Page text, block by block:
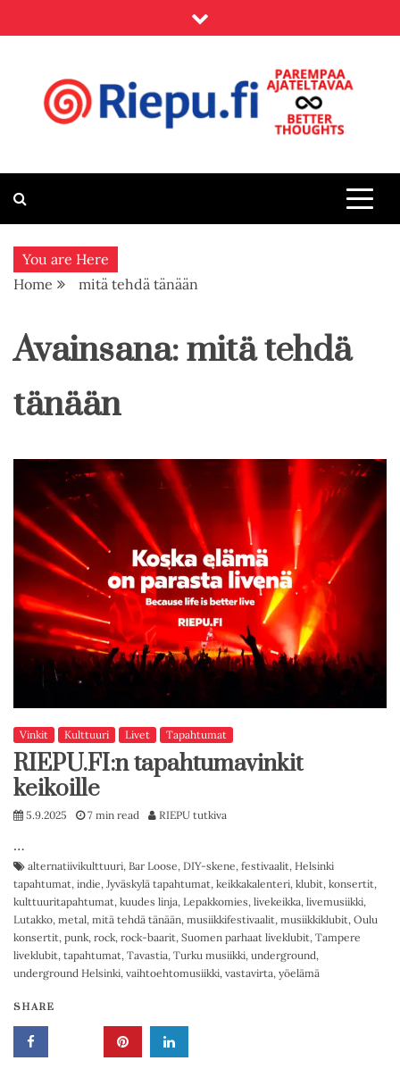
to
Riepu.fi
You are Here
Home
mitä tehdä tänään
Avainsana:mitä tehdä
tänään
Vinkit Kulttuuri Livet Tapahtumat
RIEPU.FI:n tapahtumavinkit
keikoille
5.9.2025 7 min read RIEPU tutkiva
…
alternatiivikulttuuri, Bar Loose, DIY-skene, festivaalit, Helsinki
tapahtumat, indie, Jyväskylä tapahtumat, keikkakalenteri, klubit, konsertit,
kulttuuritapahtumat, kuudes linja, Lepakkomies, livekeikka, livemusiikki,
Lutakko, metal, mitä tehdä tänään, musiikkifestivaalit, musiikkiklubit, Oulu
konsertit, punk, rock, rock-baarit, Suomen parhaat liveklubit, Tampere
liveklubit, tapahtumat, Tavastia, Turku musiikki, underground,
underground Helsinki, vaihtoehtomusiikki, vastavirta, yöelämä
SHARE